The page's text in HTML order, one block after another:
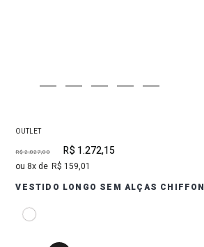
OUTLET
R$ 2.827,00 R$ 1.272,15
8 R$ 159,01
VESTIDO LONGO SEM ALÇAS CHIFFON